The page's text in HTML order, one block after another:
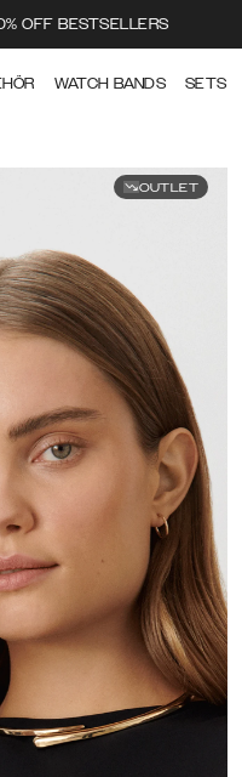
OFF BESTSELLERS
WATCH BANDS SETS
OUTLET